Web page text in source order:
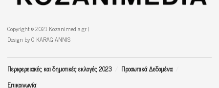
Copyright © 2021 Kozanimedia.gr |
Design by G KARAGIANNIS
Περιφερειακές και δημοτικές εκλογές 2023
Προσωπικά Δεδομένα
Επικοινωνία